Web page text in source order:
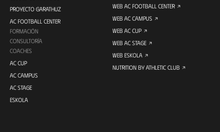
PROYECTO GARATHUZ
AC FOOTBALL CENTER
FORMACIÓN
CONSULTORÍA
COACHES
AC CUP
AC CAMPUS
AC STAGE
ESKOLA
WEB AC FOOTBALL CENTER
WEB AC CAMPUS
WEB AC CUP
WEB AC STAGE
WEB ESKOLA
NUTRITION BY ATHLETIC CLUB